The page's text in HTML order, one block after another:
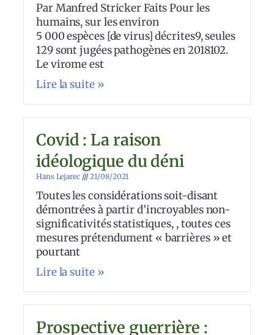
Par Manfred Stricker Faits Pour les
humains, sur les environ
5 000 espèces [de virus] décrites9, seules
129 sont jugées pathogènes en 2018102.
Le virome est
Lire la suite »
Covid : La raison
idéologique du déni
Hans Lejarec 21/08/2021
Toutes les considérations soit-disant
démontrées à partir d’incroyables non-
significativités statistiques, , toutes ces
mesures prétendument « barrières » et
pourtant
Lire la suite »
Prospective guerrière :